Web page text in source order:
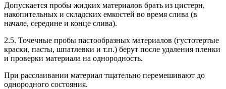
Допускается пробы жидких материалов брать из цистерн,
накопительных и складских емкостей во время слива (в
начале, середине и конце слива).
2.5. Точечные пробы пастообразных материалов (густотертые
краски, пасты, шпатлевки и т.п.) берут после удаления пленки
и проверки материала на однородность.
При расслаивании материал тщательно перемешивают до
однородного состояния.